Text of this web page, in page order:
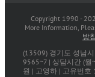
Copyright 1990 -
More Information,
방침
(13509) 경기도 성남
9565~7 | 상담시간 (
원 | 고영하 | 고유번